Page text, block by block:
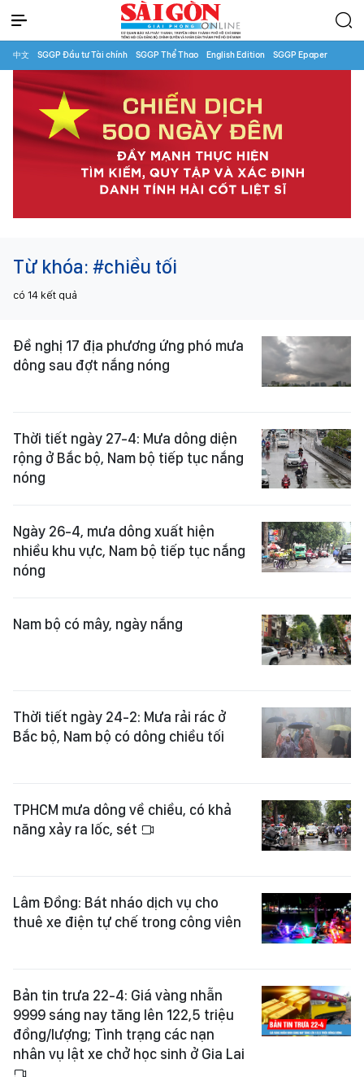
中文 SGGP Đầu tư Tài chính SGGP Thể Thao English Edition SGGP Epaper
Từ khóa: #chiều tối
có 14 kết quả
Đề nghị 17 địa phương ứng phó mưa
dông sau đợt nắng nóng
Thời tiết ngày 27-4: Mưa dông diện
rộng ở Bắc bộ, Nam bộ tiếp tục nắng
nóng
Ngày 26-4, mưa dông xuất hiện
nhiều khu vực, Nam bộ tiếp tục nắng
nóng
Nam bộ có mây, ngày nắng
Thời tiết ngày 24-2: Mưa rải rác ở
Bắc bộ, Nam bộ có dông chiều tối
TPHCM mưa dông về chiều, có khả
năng xảy ra lốc, sét
Lâm Đồng: Bát nháo dịch vụ cho
thuê xe điện tự chế trong công viên
Bản tin trưa 22-4: Giá vàng nhẫn
9999 sáng nay tăng lên 122,5 triệu
đồng/lượng; Tình trạng các nạn
nhân vụ lật xe chở học sinh ở Gia Lai